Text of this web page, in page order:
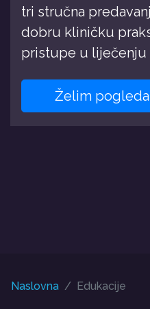
tri stručna
dobru kliničku
pristupe u liječenju
Želim
Naslovna Edukacije